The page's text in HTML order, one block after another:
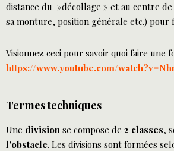
distance du »décollage » et au centre
sa monture, position générale etc.) pour
Visionnez ceci pour savoir quoi faire une
https://www.youtube.com/
Termes techniques
Une division se compose de 2 classes,
l’obstacle. Les divisions sont formées